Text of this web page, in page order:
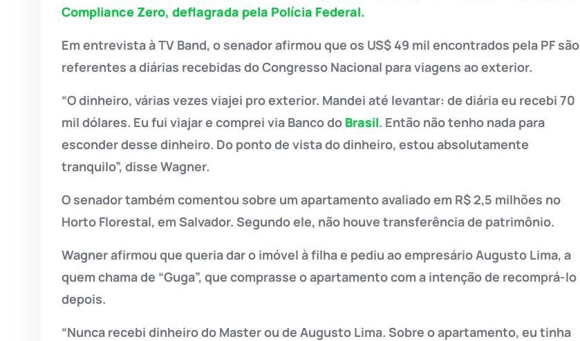
Compliance Zero, deflagrada pela Polícia Federal.
Em entrevista à TV Band, o senador afirmou que os US$ 49 mil encontrados pela PF são
referentes a diárias recebidas do Congresso Nacional para viagens ao exterior.
“O dinheiro, várias vezes viajei pro exterior. Mandei até levantar: de diária eu recebi 70
mil dólares. Eu fui viajar e comprei via Banco do Brasil. Então não tenho nada para
esconder desse dinheiro. Do ponto de vista do dinheiro, estou absolutamente
tranquilo”, disse Wagner.
O senador também comentou sobre um apartamento avaliado em R$ 2,5 milhões no
Horto Florestal, em Salvador. Segundo ele, não houve transferência de patrimônio.
Wagner afirmou que queria dar o imóvel à filha e pediu ao empresário Augusto Lima, a
quem chama de “Guga”, que comprasse o apartamento com a intenção de recomprá-lo
depois.
“Nunca recebi dinheiro do Master ou de Augusto Lima. Sobre o apartamento, eu tinha